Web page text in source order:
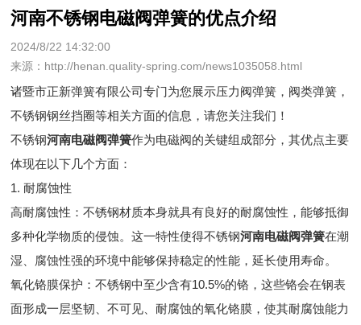
河南不锈钢电磁阀弹簧的优点介绍
2024/8/22 14:32:00
来源：http://henan.quality-spring.com/news1035058.html
诸暨市正新弹簧有限公司专门为您展示压力阀弹簧 ，阀类弹簧，
不锈钢钢丝挡圈等相关方面的信息，请您关注我们！
不锈钢河南电磁阀弹簧作为电磁阀的关键组成部分，其优点主要
体现在以下几个方面：
1. 耐腐蚀性
高耐腐蚀性：不锈钢材质本身就具有良好的耐腐蚀性，能够抵御
多种化学物质的侵蚀。这一特性使得不锈钢河南电磁阀弹簧在潮
湿、腐蚀性强的环境中能够保持稳定的性能，延长使用寿命。
氧化铬膜保护：不锈钢中至少含有10.5%的铬，这些铬会在钢表
面形成一层坚韧、不可见、耐腐蚀的氧化铬膜，使其耐腐蚀能力